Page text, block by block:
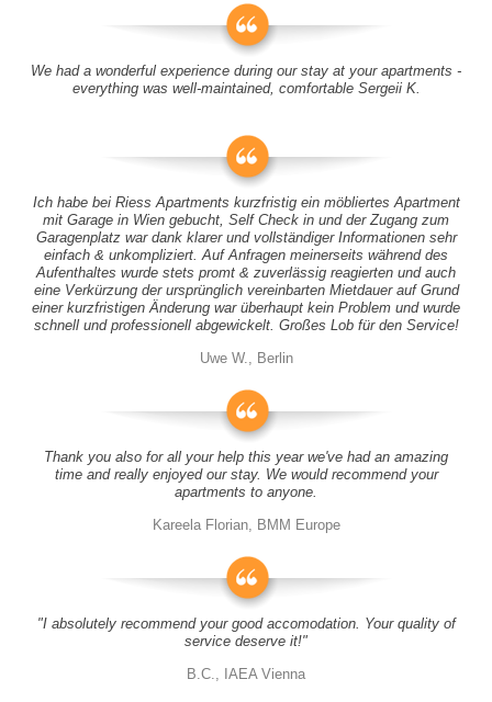
We had a wonderful experience during our stay at your apartments -
everything was well-maintained, comfortable Sergeii K.
Ich habe bei Riess Apartments kurzfristig ein möbliertes Apartment
mit Garage in Wien gebucht, Self Check in und der Zugang zum
Garagenplatz war dank klarer und vollständiger Informationen sehr
einfach & unkompliziert. Auf Anfragen meinerseits während des
Aufenthaltes wurde stets promt & zuverlässig reagierten und auch
eine Verkürzung der ursprünglich vereinbarten Mietdauer auf Grund
einer kurzfristigen Änderung war überhaupt kein Problem und wurde
schnell und professionell abgewickelt. Großes Lob für den Service!
Uwe W., Berlin
Thank you also for all your help this year we've had an amazing
time and really enjoyed our stay. We would recommend your
apartments to anyone.
Kareela Florian, BMM Europe
"I absolutely recommend your good accomodation. Your quality of
service deserve it!"
B.C., IAEA Vienna